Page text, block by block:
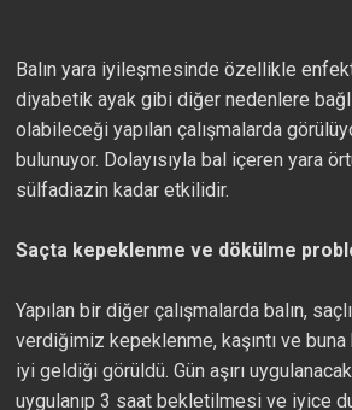
Balın yara iyileşmesinde özellikle
diyabetik ayak gibi diğer nedenlere
olabileceği yapılan çalışmalarda
bulunuyor. Dolayısıyla bal içeren yara
sülfadiazin kadar etkilidir.
Saçta kepeklenme ve dökülme
Yapılan bir diğer çalışmalarda balın,
verdiğimiz kepeklenme, kaşıntı ve
iyi geldiği görüldü. Gün aşırı
uygulanıp 3 saat bekletilmesi ve iyice